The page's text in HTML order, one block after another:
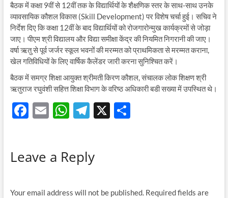
बैठक में कक्षा 9वीं से 12वीं तक के विद्यार्थियों के शैक्षणिक स्तर के साथ-साथ उनके
व्यावसायिक कौशल विकास (Skill Development) पर विशेष चर्चा हुई। सचिव ने
निर्देश दिए कि कक्षा 12वीं के बाद विद्यार्थियों को रोजगारोन्मुख कार्यक्रमों से जोड़ा
जाए। पीएम श्री विद्यालय और विद्या समीक्षा केंद्र की नियमित निगरानी की जाए।
वर्षा ऋतु से पूर्व जर्जर स्कूल भवनों की मरम्मत को प्राथमिकता से मरम्मत कराना,
खेल गतिविधियों के लिए वार्षिक कैलेंडर जारी करना सुनिश्चित करें।
बैठक में समग्र शिक्षा आयुक्त श्रीमती किरण कौशल, संचालक लोक शिक्षण श्री
ऋतुराज रघुवंशी सहित्त शिक्षा विभाग के वरिष्ठ अधिकारी बडी सख्या में उपस्थित थे।
F
b
o
E W
s
p
T
gr
m
X S
Leave a Reply
Your email address will not be published. Required fields are